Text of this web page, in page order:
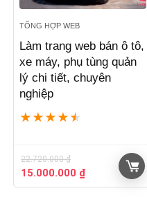
TỔNG HỢP WEB
Làm trang web bán ô tô,
xe máy, phụ tùng quản
lý chi tiết, chuyên
nghiệp
★ ★ ★ ★ ★
22.720.000₫
Giá
gốc
15.000.000 ₫Giá
hiện